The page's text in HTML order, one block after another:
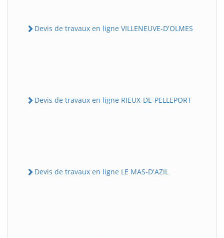
Devis de travaux en ligne VILLENEUVE-D'OLMES
Devis de travaux en ligne RIEUX-DE-PELLEPORT
Devis de travaux en ligne LE MAS-D'AZIL